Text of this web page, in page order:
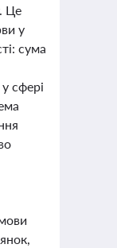
Це
у
сума
сфері